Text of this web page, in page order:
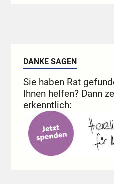
DANKE SAGEN
Sie haben Rat
Ihnen helfen? Dann
erkenntlich: